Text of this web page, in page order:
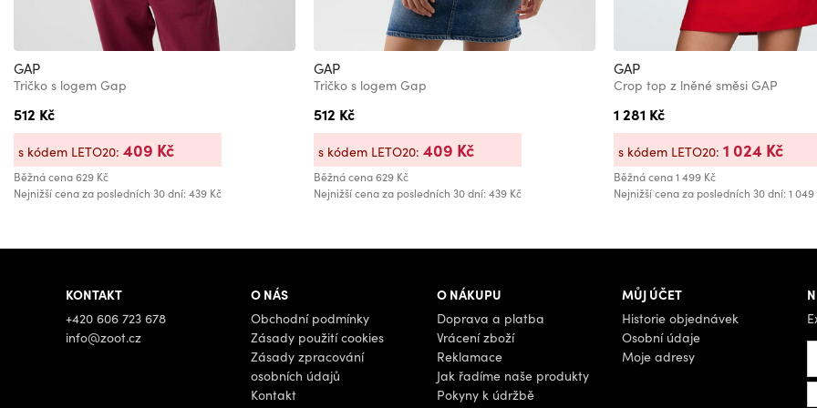
GAP
Tričko s logem Gap
512 Kč
Běžná cena629 Kč
Nejnižší cena za posledních 30 dní: 439 Kč
s kódem LETO20: 409 Kč
GAP
Tričko s logem Gap
512 Kč
Běžná cena629 Kč
Nejnižší cena za posledních 30 dní: 439 Kč
s kódem LETO20: 409 Kč
GAP
Crop top z lněné směsi GAP
1 281 Kč
Běžná cena1 499 Kč
Nejnižší cena za posledních 30 dní: 1 049
s kódem LETO20: 1 024 Kč
KONTAKT
+420 606 723 678
info@zoot.cz
O NÁS
Obchodní podmínky
Zásady použití cookies
Zásady zpracování
osobních údajů
Kontakt
O NÁKUPU
Doprava a platba
Vrácení zboží
Reklamace
Jak řadíme naše produkty
Pokyny k údržbě
MŮJ ÚČET
Historie objednávek
Osobní údaje
Moje adresy